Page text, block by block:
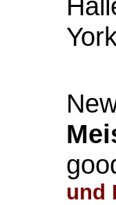
und